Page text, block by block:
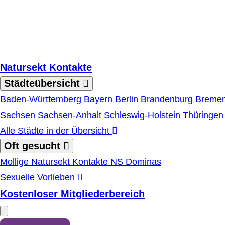
Natursekt Kontakte
Städteübersicht
Baden-Württemberg Bayern Berlin Brandenburg
Sachsen Sachsen-Anhalt Schleswig-Holstein Thüringen
Alle Städte in der Übersicht
Oft gesucht
Mollige Natursekt Kontakte NS Dominas
Sexuelle Vorlieben
Kostenloser Mitgliederbereich